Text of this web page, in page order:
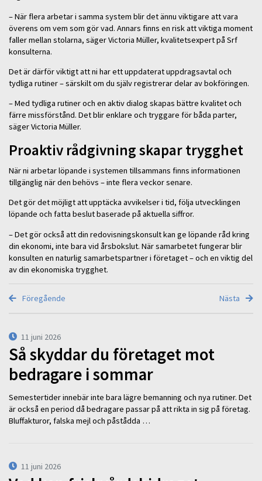
– När flera arbetar i samma system blir det ännu viktigare att vara
överens om vem som gör vad. Annars finns en risk att viktiga moment
faller mellan stolarna, säger Victoria Müller, kvalitetsexpert på Srf
konsulterna.
Det är därför viktigt att ni har ett uppdaterat uppdragsavtal och
tydliga rutiner – särskilt om du själv registrerar delar av bokföringen.
– Med tydliga rutiner och en aktiv dialog skapas bättre kvalitet och
färre missförstånd. Det blir enklare och tryggare för båda parter,
säger Victoria Müller.
Proaktiv rådgivning skapar trygghet
När ni arbetar löpande i systemen tillsammans finns informationen
tillgänglig när den behövs – inte flera veckor senare.
Det gör det möjligt att upptäcka avvikelser i tid, följa utvecklingen
löpande och fatta beslut baserade på aktuella siffror.
– Det gör också att din redovisningskonsult kan ge löpande råd kring
din ekonomi, inte bara vid årsbokslut. När samarbetet fungerar blir
konsulten en naturlig samarbetspartner i företaget – och en viktig del
av din ekonomiska trygghet.
Föregående Nästa
11 juni 2026
Så skyddar du företaget mot
bedragare i sommar
Semestertider innebär inte bara lägre bemanning och nya rutiner. Det
är också en period då bedragare passar på att rikta in sig på företag.
Bluffakturor, falska mejl och påstådda …
11 juni 2026